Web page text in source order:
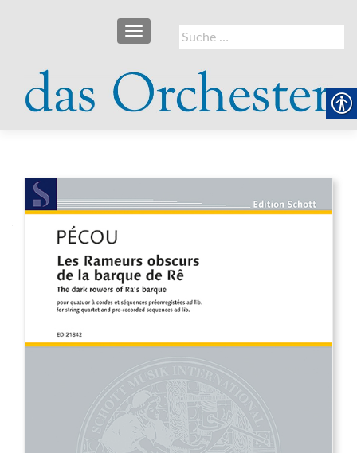
Suche
nach:
SCHALTE NAVIGATION